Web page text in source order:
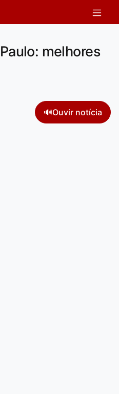
melhores
🔊Ouvir notícia